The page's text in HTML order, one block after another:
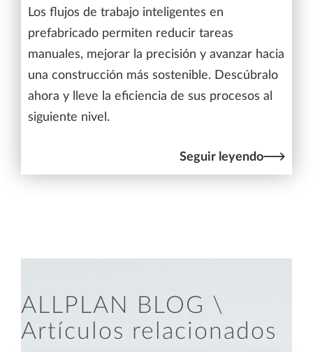
Los flujos de trabajo inteligentes en
prefabricado permiten reducir tareas
manuales, mejorar la precisión y avanzar hacia
una construcción más sostenible. Descúbralo
ahora y lleve la eficiencia de sus procesos al
siguiente nivel.
Seguir leyendo
ALLPLAN BLOG \
Artículos relacionados